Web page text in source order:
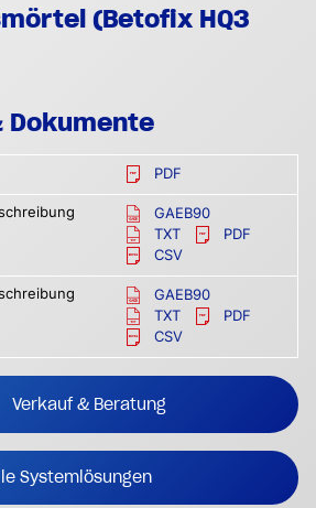
(Betofix HQ3
Dokumente
PDF
GAEB90
TXT
PDF
CSV
GAEB90
TXT
PDF
CSV
Verkauf & Beratung
Systemlösungen